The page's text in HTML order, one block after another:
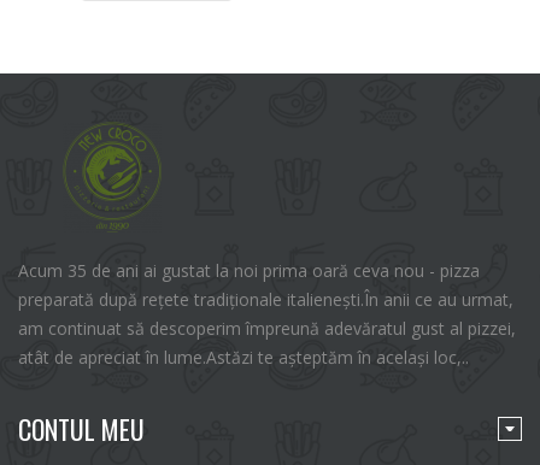
Acum 35 de ani ai gustat la noi prima oară ceva nou - pizza
preparată după rețete tradiționale italienești.În anii ce au urmat,
am continuat să descoperim împreună adevăratul gust al pizzei,
atât de apreciat în lume.Astăzi te așteptăm în același loc,..
CONTUL MEU